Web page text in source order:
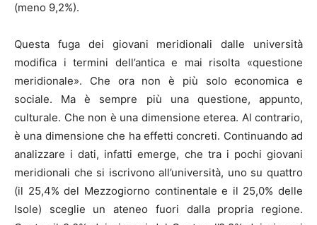
(meno 9,2%).
Questa fuga dei giovani meridionali dalle università
modifica i termini dell’antica e mai risolta «questione
meridionale». Che ora non è più solo economica e
sociale. Ma è sempre più una questione, appunto,
culturale. Che non è una dimensione eterea. Al contrario,
è una dimensione che ha effetti concreti. Continuando ad
analizzare i dati, infatti emerge, che tra i pochi giovani
meridionali che si iscrivono all’università, uno su quattro
(il 25,4% del Mezzogiorno continentale e il 25,0% delle
Isole) sceglie un ateneo fuori dalla propria regione.